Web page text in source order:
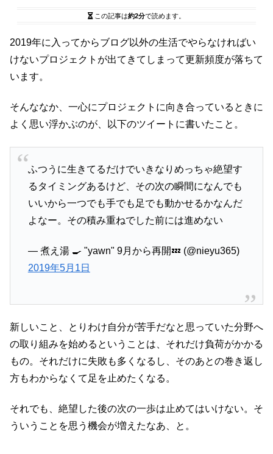
この記事は約2分で読めます。
2019年に入ってからブログ以外の生活でやらなければい
けないプロジェクトが出てきてしまって更新頻度が落ちて
います。
そんななか、一心にプロジェクトに向き合っているときに
よく思い浮かぶのが、以下のツイートに書いたこと。
ふつうに生きてるだけでいきなりめっちゃ絶望す
るタイミングあるけど、その次の瞬間になんでも
いいから一つでも手でも足でも動かせるかなんだ
よなー。その積み重ねでした前には進めない
— 煮え湯 🍳 "yawn" 9月から再開💤 (@nieyu365)
2019年5月1日
新しいこと、とりわけ自分が苦手だなと思っていた分野へ
の取り組みを始めるということは、それだけ負荷がかかる
もの。それだけに失敗も多くなるし、そのあとの巻き返し
方もわからなくて足を止めたくなる。
それでも、絶望した後の次の一歩は止めてはいけない。そ
ういうことを思う機会が増えたなあ、と。